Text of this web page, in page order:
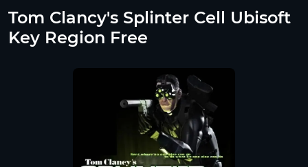
Tom Clancy's Splinter Cell Ubisoft
Key Region Free